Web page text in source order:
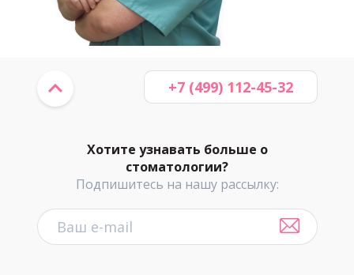
Хотите узнавать больше о
стоматологии?
Подпишитесь на нашу рассылку:
+7 (499) 112-45-32